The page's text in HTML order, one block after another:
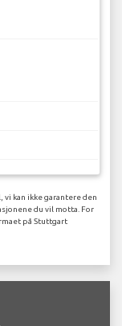
kan ikke garantere den
du vil motta. For
på Stuttgart